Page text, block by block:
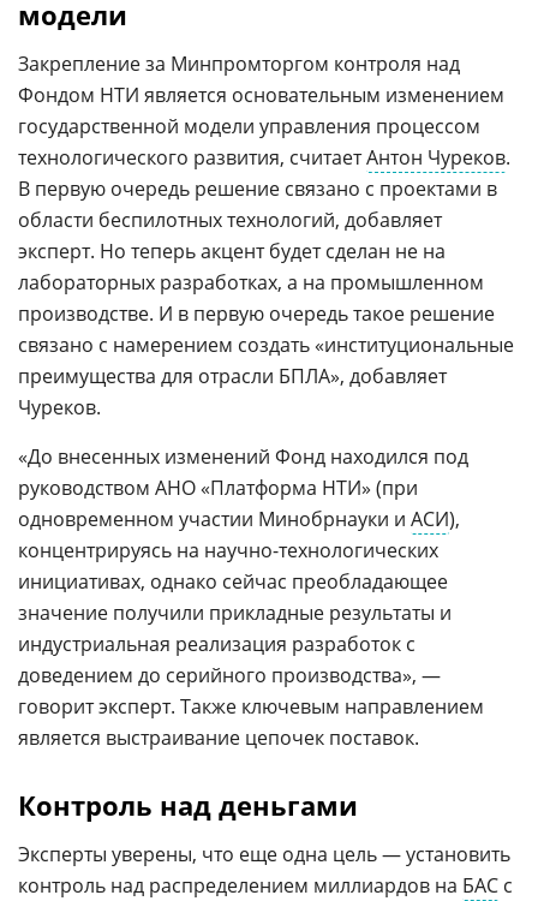
модели
Закрепление за Минпромторгом контроля над
Фондом НТИ является основательным изменением
государственной модели управления процессом
технологического развития, считаетАнтон Чуреков.
В первую очередь решение связано с проектами в
области беспилотных технологий, добавляет
эксперт. Но теперь акцент будет сделан не на
лабораторных разработках, а на промышленном
производстве. И в первую очередь такое решение
связано с намерением создать «институциональные
преимущества для отрасли БПЛА», добавляет
Чуреков.
«До внесенных изменений Фонд находился под
руководством АНО «Платформа НТИ» (при
одновременном участии Минобрнауки и АСИ),
концентрируясь на научно-технологических
инициативах, однако сейчас преобладающее
значение получили прикладные результаты и
индустриальная реализация разработок с
доведением до серийного производства», —
говорит эксперт. Также ключевым направлением
является выстраивание цепочек поставок.
Контроль над деньгами
Эксперты уверены, что еще одна цель — установить
контроль над распределением миллиардов на БАС с